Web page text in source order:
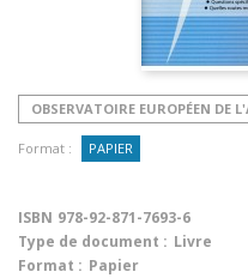
OBSERVATOIRE EUROPÉEN DE
Format : PAPIER
ISBN 978-92-871-7693-6
Type de document : Livre
Format : Papier